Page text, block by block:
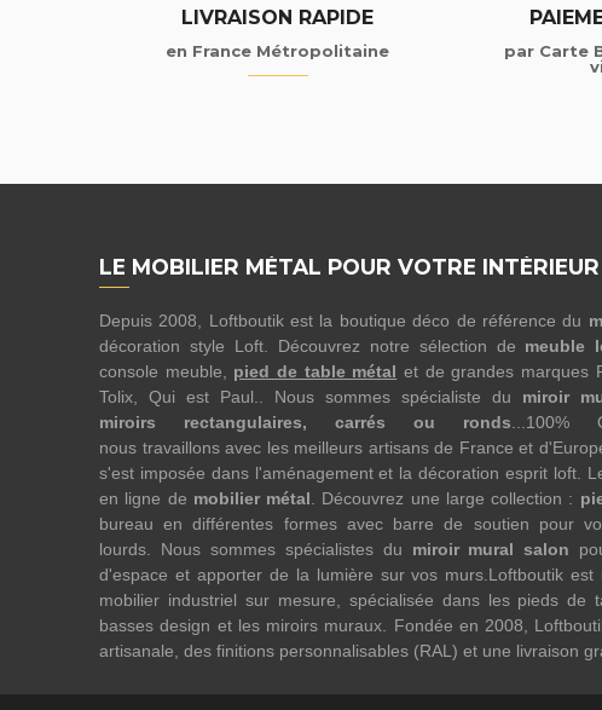
LIVRAISON RAPIDE
en France Métropolitaine
par Carte
LE MOBILIER MÉTAL POUR VOTRE
Depuis 2008, Loftboutik est la boutique déco de référence du
décoration style Loft. Découvrez notre sélection de meuble
console meuble, pied de table métal et de grandes marques
Tolix, Qui est Paul.. Nous sommes spécialiste du miroir
miroirs rectangulaires, carrés ou ronds...100%
nous travaillons avec les meilleurs artisans de France et
s'est imposée dans l'aménagement et la décoration esprit loft.
en ligne de mobilier métal. Découvrez une large collection :
bureau en différentes formes avec barre de soutien pour
lourds. Nous sommes spécialistes du miroir mural salon
d'espace et apporter de la lumière sur vos murs.Loftboutik est
mobilier industriel sur mesure, spécialisée dans les pieds de
basses design et les miroirs muraux. Fondée en 2008,
artisanale, des finitions personnalisables (RAL) et une livraison